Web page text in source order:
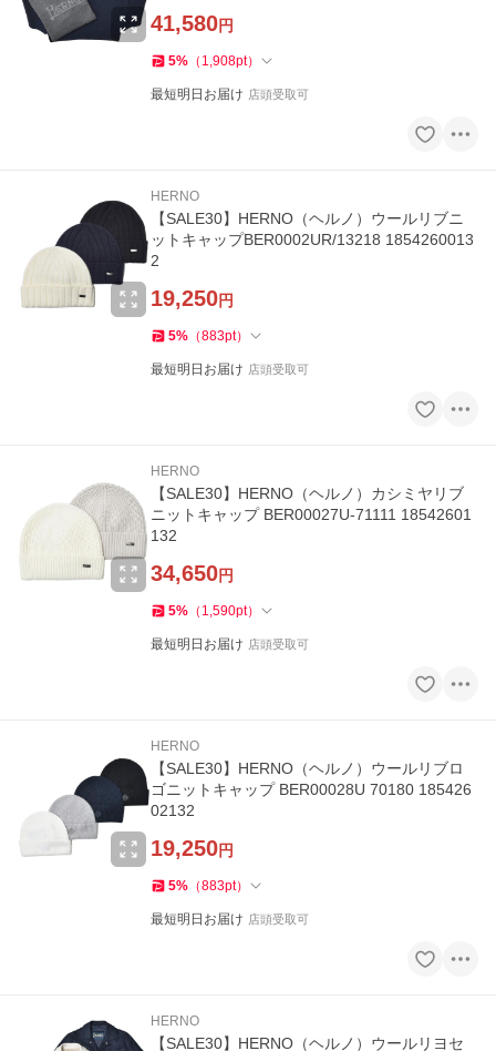
41,580円
5% （ 1,908pt）
最短明日お届け 店頭受取可
HERNO
【SALE30】HERNO（ヘルノ）ウールリブニ
ットキャップBER0002UR/13218 1854260013
2
19,250円
5% （883pt）
最短明日お届け 店頭受取可
HERNO
【SALE30】HERNO（ヘルノ）カシミヤリブ
ニットキャップ BER00027U-71111 18542601
132
34,650円
5% （ 1,590pt）
最短明日お届け 店頭受取可
HERNO
【SALE30】HERNO（ヘルノ）ウールリブロ
ゴニットキャップ BER00028U 70180 185426
02132
19,250円
5% （883pt）
最短明日お届け 店頭受取可
HERNO
【SALE30】HERNO（ヘルノ）ウールリヨセ